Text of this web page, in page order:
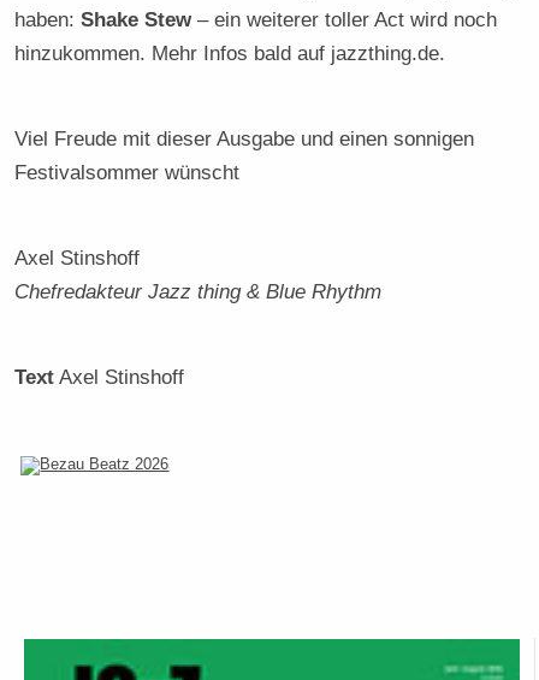
haben:Shake Stew – ein weiterer toller Act wird noch
hinzukommen. Mehr Infos bald auf jazzthing.de.
Viel Freude mit dieser Ausgabe und einen sonnigen
Festivalsommer wünscht
Axel Stinshoff
Chefredakteur Jazz thing & Blue Rhythm
Text Axel Stinshoff